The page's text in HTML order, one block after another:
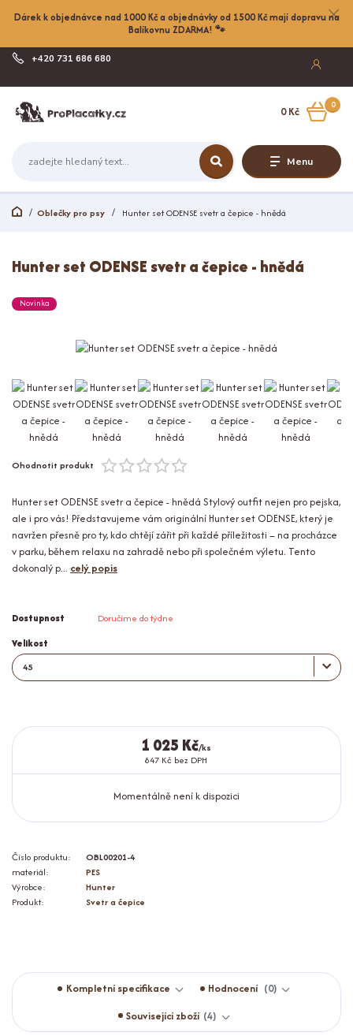
Dárek k objednávce nad 1000 Kč a objednávky od 1500 Kč mají dopravu na
Balíkovnu ZDARMA! 🐾
Menu
+420 731 686 680
0
0 Kč
Oblečky pro psy Hunter set ODENSE svetr a čepice - hnědá
Hunter set ODENSE svetr a čepice - hnědá
Novinka
Ohodnotit produkt
Hunter set ODENSE svetr a čepice - hnědá Stylový outfit nejen pro pejska,
ale i pro vás! Představujeme vám originální Hunter set ODENSE, který je
navržen přesně pro ty, kdo chtějí zářit při každé příležitosti – na procházce
v parku, během relaxu na zahradě nebo při společném výletu. Tento
dokonalý p... celý popis
Dostupnost Doručíme do týdne
Velikost
1 025 Kč/ks
847 Kč bez DPH
Momentálně není k dispozici
Číslo produktu:
OBL00201-4
materiál:
PES
Výrobce:
Hunter
Produkt:
Svetr a čepice
Kompletní specifikace Hodnocení
0
Související zboží 4